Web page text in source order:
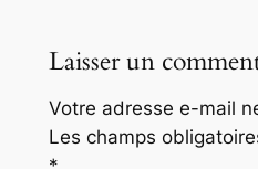
Laisser un
Votre adresse e-mail
Les champs